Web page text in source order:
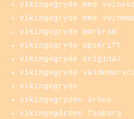
vikingegryde med
vikingegryde med
vikingegryde mørbrad
vikingegryde opskrift
vikingegryde original
vikingegryde
vikingegryde
vikingegryden århus
vikingegården faaborg